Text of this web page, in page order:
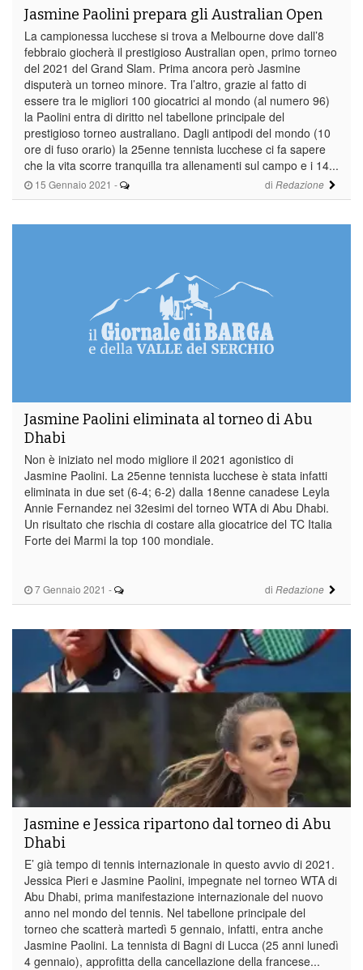
15 Gennaio 2021 - di Redazione
Jasmine Paolini prepara gli Australian Open
La campionessa lucchese si trova a Melbourne dove dall’8
febbraio giocherà il prestigioso Australian open, primo torneo
del 2021 del Grand Slam. Prima ancora però Jasmine
disputerà un torneo minore. Tra l’altro, grazie al fatto di
essere tra le migliori 100 giocatrici al mondo (al numero 96)
la Paolini entra di diritto nel tabellone principale del
prestigioso torneo australiano. Dagli antipodi del mondo (10
ore di fuso orario) la 25enne tennista lucchese ci fa sapere
che la vita scorre tranquilla tra allenamenti sul campo e i 14...
7 Gennaio 2021 - di Redazione
Jasmine Paolini eliminata al torneo di Abu
Dhabi
Non è iniziato nel modo migliore il 2021 agonistico di
Jasmine Paolini. La 25enne tennista lucchese è stata infatti
eliminata in due set (6-4; 6-2) dalla 18enne canadese Leyla
Annie Fernandez nei 32esimi del torneo WTA di Abu Dhabi.
Un risultato che rischia di costare alla giocatrice del TC Italia
Forte dei Marmi la top 100 mondiale.
Jasmine e Jessica ripartono dal torneo di Abu
Dhabi
E’ già tempo di tennis internazionale in questo avvio di 2021.
Jessica Pieri e Jasmine Paolini, impegnate nel torneo WTA di
Abu Dhabi, prima manifestazione internazionale del nuovo
anno nel mondo del tennis. Nel tabellone principale del
torneo che scatterà martedì 5 gennaio, infatti, entra anche
Jasmine Paolini. La tennista di Bagni di Lucca (25 anni lunedì
4 gennaio), approfitta della cancellazione della francese...